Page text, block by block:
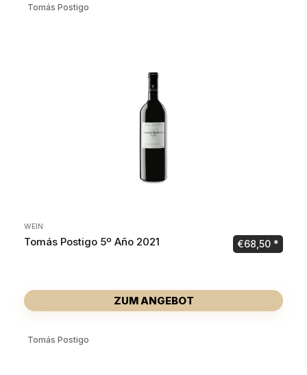
Tomás Postigo
WEIN
Tomás Postigo 5º Año 2021 €68,50
ZUM ANGEBOT
Tomás Postigo